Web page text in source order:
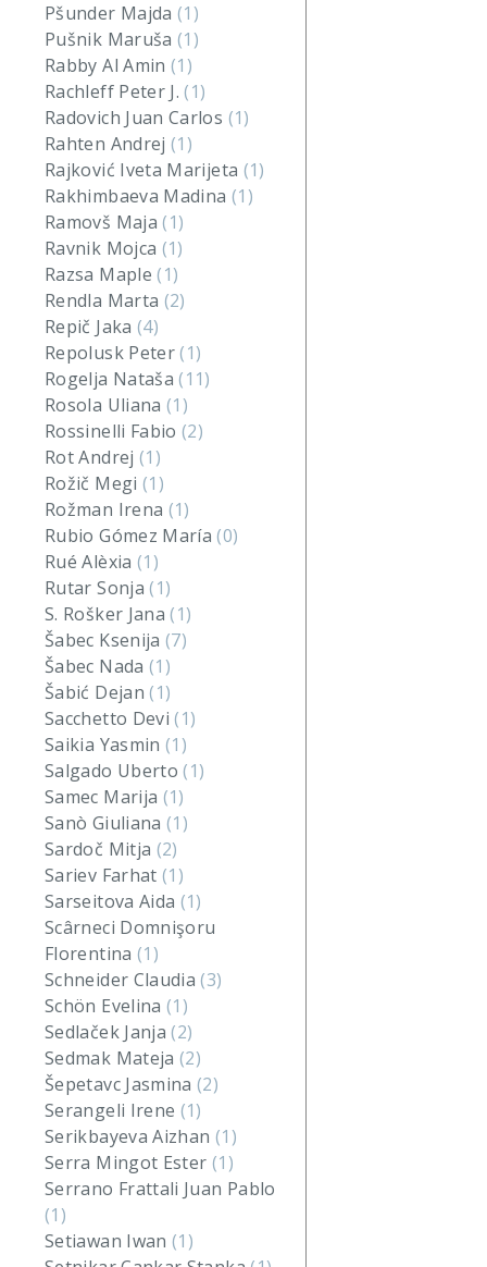
Pšunder Majda(1)
Pušnik Maruša(1)
Rabby Al Amin(1)
Rachleff Peter J.(1)
Radovich Juan Carlos (1)
Rahten Andrej(1)
Rajković Iveta Marijeta (1)
Rakhimbaeva Madina (1)
Ramovš Maja(1)
Ravnik Mojca (1)
Razsa Maple(1)
Rendla Marta (2)
Repič Jaka (4)
Repolusk Peter(1)
Rogelja Nataša(11)
Rosola Uliana(1)
Rossinelli Fabio(2)
Rot Andrej (1)
Rožič Megi (1)
Rožman Irena (1)
Rubio Gómez María(0)
Rué Alèxia (1)
Rutar Sonja(1)
S. Rošker Jana(1)
Šabec Ksenija(7)
Šabec Nada (1)
Šabić Dejan(1)
Sacchetto Devi(1)
Saikia Yasmin(1)
Salgado Uberto(1)
Samec Marija (1)
Sanò Giuliana(1)
Sardoč Mitja (2)
Sariev Farhat(1)
Sarseitova Aida (1)
Scârneci Domnişoru
Florentina (1)
Schneider Claudia(3)
Schön Evelina(1)
Sedlaček Janja(2)
Sedmak Mateja(2)
Šepetavc Jasmina(2)
Serangeli Irene (1)
Serikbayeva Aizhan (1)
Serra Mingot Ester (1)
Serrano Frattali Juan Pablo
(1)
Setiawan Iwan(1)